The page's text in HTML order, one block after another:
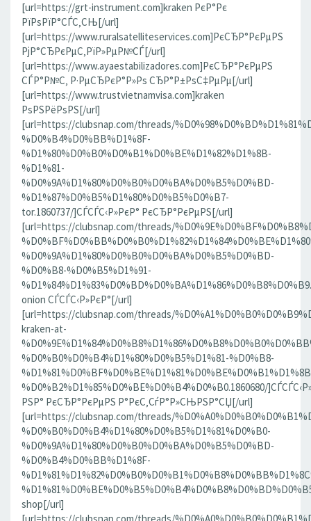
[url=https://grt-instrument.com]kraken РєР°Рє
РїРѕРїР°СЃС‚СЊ[/url]
[url=https://www.ruralsatelliteservices.com]РєСЂР°РєРµРЅ
РјР°СЂРєРµС‚РїР»РµР№СЃ[/url]
[url=https://www.ayaestabilizadores.com]РєСЂР°РєРµРЅ
СЃР°Р№С‚ Р·РµСЂРєР°Р»Рѕ СЂР°Р±РѕС‡РµРµ[/url]
[url=https://www.trustvietnamvisa.com]kraken
РѕРЅРёРѕРЅ[/url]
[url=https://clubsnap.com/threads/
%D0%B4%D0%BB%D1%8F-
%D1%80%D0%B0%D0%B1%D0%BE%D1%82%D1%8B-
%D1%81-
%D0%9A%D1%80%D0%B0%D0%BA%D0%B5%D0%BD-
%D1%87%D0%B5%D1%80%D0%B5%D0%B7-
tor.1860737/]СЃСЃС‹Р»РєР° РєСЂР°РєРµРЅ[/url]
[url=https://clubsnap.com/threads/
%D0%9A%D1%80%D0%B0%D0%BA%D0%B5%D0%BD-
%D0%B8-%D0%B5%D1%91-
onion СЃСЃС‹Р»РєР°[/url]
[url=https://clubsnap.com/threads/
kraken-at-
%D0%B0%D0%B4%D1%80%D0%B5%D1%81-%D0%B8-
%D0%B2%D1%85%D0%BE%D0%B4%D0%B0.1860680/
РЅР° РєСЂР°РєРµРЅ Р°РєС‚СѓР°Р»СЊРЅР°СЏ[/url]
[url=https://clubsnap.com/threads/
%D0%B0%D0%B4%D1%80%D0%B5%D1%81%D0%B0-
%D0%9A%D1%80%D0%B0%D0%BA%D0%B5%D0%BD-
%D0%B4%D0%BB%D1%8F-
shop[/url]